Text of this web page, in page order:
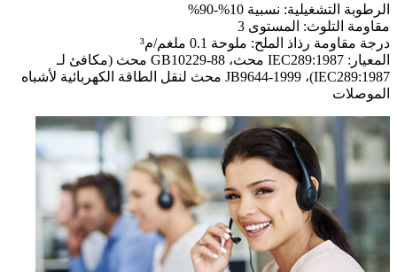
الرطوبة التشغيلية: نسبية 10%-90%
مقاومة التلوث: المستوى 3
درجة مقاومة رذاذ الملح: ملوحة 0.1 ملغم/م³
المعيار: IEC289:1987 محث، GB10229-88 محث (مكافئ لـ
IEC289:1987)، JB9644-1999 محث لنقل الطاقة الكهربائية لأشباه
الموصلات